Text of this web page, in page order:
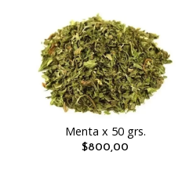
Menta x 50 grs.
$800,00